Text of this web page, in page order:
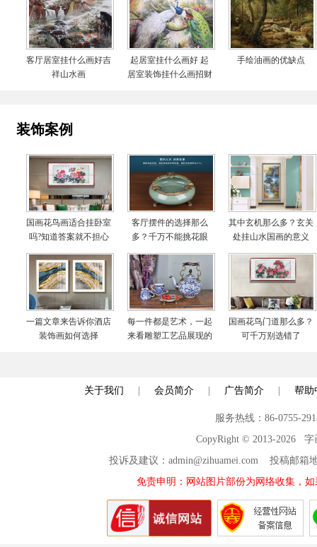
客厅居室挂什么画好吉
祥山水画
起居室挂什么画好 起
居室装饰挂什么画招财
手绘油画的优缺点
装饰案例
国画花鸟画适合挂卧室
吗?知道答案就不担心
客厅摆件的选择那么
多？千万不能挑花眼
其中玄机那么多？玄关
处挂山水国画的意义
一篇文章来告诉你酒店
装饰画如何选择
每一件都是艺术，一起
来看雕塑工艺品展现的
国画花鸟门道那么多？
可千万别选错了
关于我们 | 会员简介 | 广告简介 | 帮助
服务热线：86-0755-
CopyRight © 2013-2026 字
投诉及建议：admin@zihuamei.com 投稿邮
免责申明：网站图片部份为网络收集，